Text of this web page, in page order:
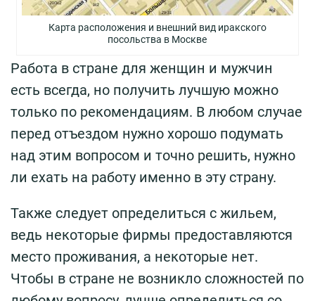
Карта расположения и внешний вид иракского
посольства в Москве
Работа в стране для женщин и мужчин
есть всегда, но получить лучшую можно
только по рекомендациям. В любом случае
перед отъездом нужно хорошо подумать
над этим вопросом и точно решить, нужно
ли ехать на работу именно в эту страну.
Также следует определиться с жильем,
ведь некоторые фирмы предоставляются
место проживания, а некоторые нет.
Чтобы в стране не возникло сложностей по